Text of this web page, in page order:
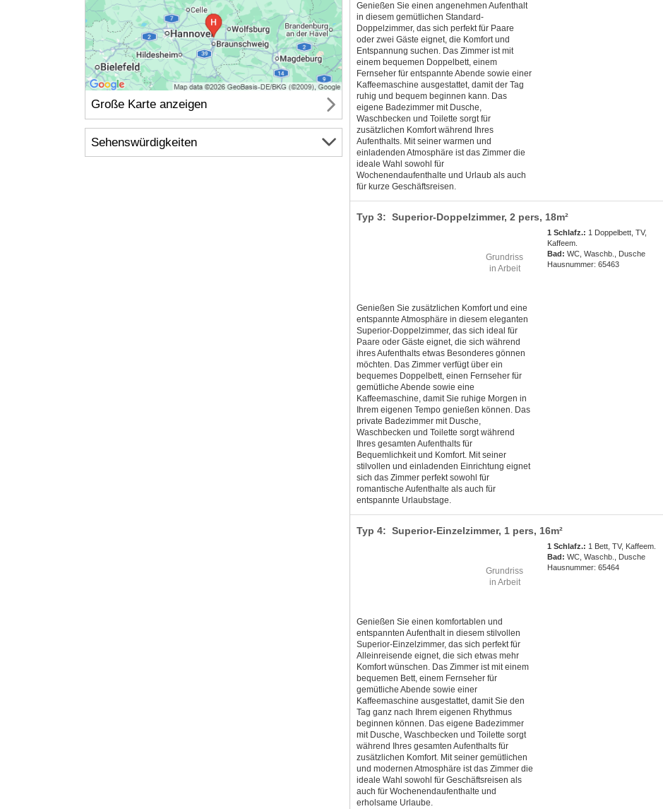
Genießen Sie einen angenehmen Aufenthalt
in diesem gemütlichen Standard-
Doppelzimmer, das sich perfekt für Paare
oder zwei Gäste eignet, die Komfort und
Entspannung suchen. Das Zimmer ist mit
einem bequemen Doppelbett, einem
Fernseher für entspannte Abende sowie einer
Kaffeemaschine ausgestattet, damit der Tag
ruhig und bequem beginnen kann. Das
eigene Badezimmer mit Dusche,
Waschbecken und Toilette sorgt für
zusätzlichen Komfort während Ihres
Aufenthalts. Mit seiner warmen und
einladenden Atmosphäre ist das Zimmer die
ideale Wahl sowohl für
Wochenendaufenthalte und Urlaub als auch
für kurze Geschäftsreisen.
Typ 3: Superior-Doppelzimmer, 2 pers, 18m²
Grundriss
in Arbeit
1 Schlafz.: 1 Doppelbett, TV,
Kaffeem.
Bad: WC, Waschb., Dusche
Hausnummer: 65463
Genießen Sie zusätzlichen Komfort und eine
entspannte Atmosphäre in diesem eleganten
Superior-Doppelzimmer, das sich ideal für
Paare oder Gäste eignet, die sich während
ihres Aufenthalts etwas Besonderes gönnen
möchten. Das Zimmer verfügt über ein
bequemes Doppelbett, einen Fernseher für
gemütliche Abende sowie eine
Kaffeemaschine, damit Sie ruhige Morgen in
Ihrem eigenen Tempo genießen können. Das
private Badezimmer mit Dusche,
Waschbecken und Toilette sorgt während
Ihres gesamten Aufenthalts für
Bequemlichkeit und Komfort. Mit seiner
stilvollen und einladenden Einrichtung eignet
sich das Zimmer perfekt sowohl für
romantische Aufenthalte als auch für
entspannte Urlaubstage.
Typ 4: Superior-Einzelzimmer, 1 pers, 16m²
Grundriss
in Arbeit
1 Schlafz.: 1 Bett, TV, Kaffeem.
Bad: WC, Waschb., Dusche
Hausnummer: 65464
Genießen Sie einen komfortablen und
entspannten Aufenthalt in diesem stilvollen
Superior-Einzelzimmer, das sich perfekt für
Alleinreisende eignet, die sich etwas mehr
Komfort wünschen. Das Zimmer ist mit einem
bequemen Bett, einem Fernseher für
gemütliche Abende sowie einer
Kaffeemaschine ausgestattet, damit Sie den
Tag ganz nach Ihrem eigenen Rhythmus
beginnen können. Das eigene Badezimmer
mit Dusche, Waschbecken und Toilette sorgt
während Ihres gesamten Aufenthalts für
zusätzlichen Komfort. Mit seiner gemütlichen
und modernen Atmosphäre ist das Zimmer die
ideale Wahl sowohl für Geschäftsreisen als
auch für Wochenendaufenthalte und
erholsame Urlaube.
Große Karte anzeigen
Sehenswürdigkeiten